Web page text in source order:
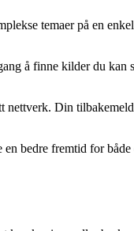
temaer på en
å finne kilder du kan
nettverk. Din
bedre fremtid for